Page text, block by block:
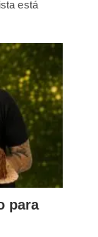
está
para